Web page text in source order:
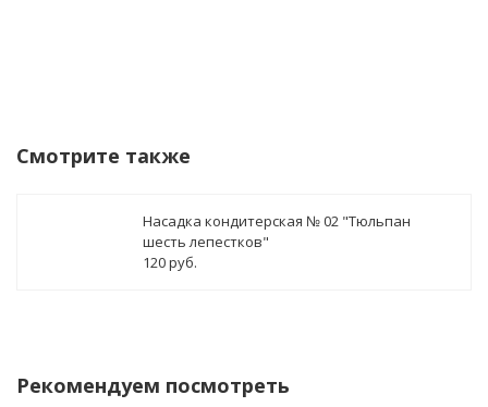
Смотрите также
Насадка кондитерская № 02 "Тюльпан
шесть лепестков"
120 руб.
Рекомендуем посмотреть